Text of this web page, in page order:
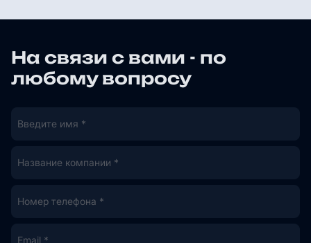
На связи с вами - по
любому вопросу